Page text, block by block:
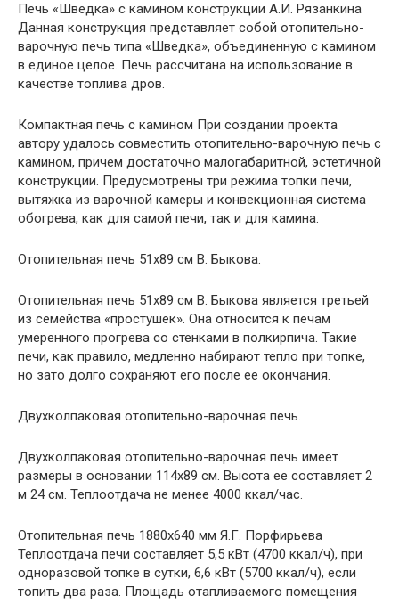
Печь «Шведка» с камином конструкции А.И. Рязанкина
Данная конструкция представляет собой отопительно-
варочную печь типа «Шведка», объединенную с камином
в единое целое. Печь рассчитана на использование в
качестве топлива дров.
Компактная печь с камином При создании проекта
автору удалось совместить отопительно-варочную печь с
камином, причем достаточно малогабаритной, эстетичной
конструкции. Предусмотрены три режима топки печи,
вытяжка из варочной камеры и конвекционная система
обогрева, как для самой печи, так и для камина.
Отопительная печь 51х89 см В. Быкова.
Отопительная печь 51х89 см В. Быкова является третьей
из семейства «простушек». Она относится к печам
умеренного прогрева со стенками в полкирпича. Такие
печи, как правило, медленно набирают тепло при топке,
но зато долго сохраняют его после ее окончания.
Двухколпаковая отопительно-варочная печь.
Двухколпаковая отопительно-варочная печь имеет
размеры в основании 114х89 см. Высота ее составляет 2
м 24 см. Теплоотдача не менее 4000 ккал/час.
Отопительная печь 1880х640 мм Я.Г. Порфирьева
Теплоотдача печи составляет 5,5 кВт (4700 ккал/ч), при
одноразовой топке в сутки, 6,6 кВт (5700 ккал/ч), если
топить два раза. Площадь отапливаемого помещения